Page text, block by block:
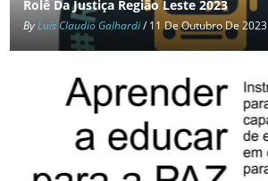
Rolê Da Justiça Região Leste 2023
ByLuís Claudio Galhardi/ 11 De Outubro De 2023